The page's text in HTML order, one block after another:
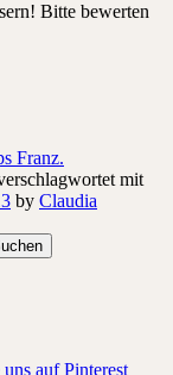
Bitte bewerten
Franz.
mit
by Claudia